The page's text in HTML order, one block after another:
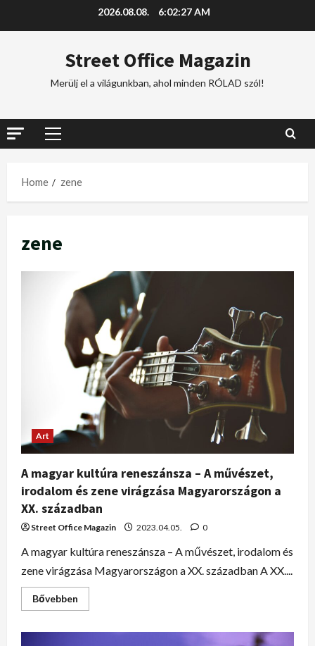
2026.08.08. 6:02:28 AM
Street Office Magazin
Merülj el a világunkban, ahol minden RÓLAD szól!
Home zene
zene
Art
A magyar kultúra reneszánsza – A művészet,
irodalom és zene virágzása Magyarországon a
XX. században
Street Office Magazin 2023.04.05. 0
A magyar kultúra reneszánsza – A művészet, irodalom és
zene virágzása Magyarországon a XX. században A XX....
Bővebben